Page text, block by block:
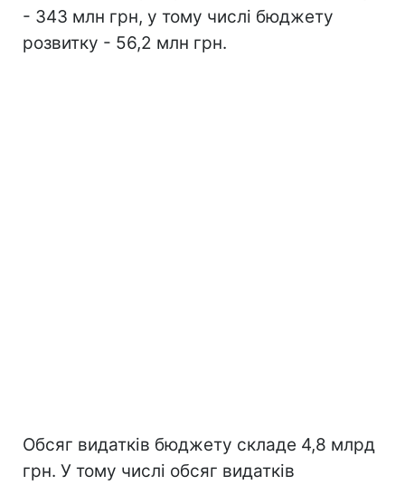
- 343 млн грн, у тому числі бюджету
розвитку - 56,2 млн грн.
Обсяг видатків бюджету складе 4,8 млрд
грн. У тому числі обсяг видатків